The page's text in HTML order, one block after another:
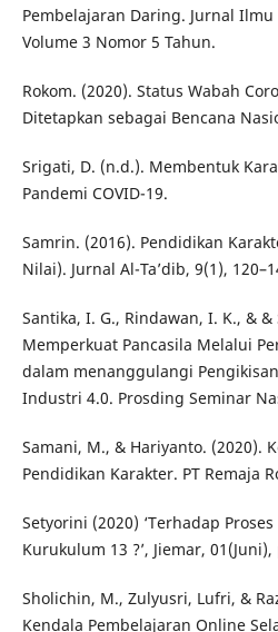
Pembelajaran Daring. Jurnal Ilmu
Volume 3 Nomor 5 Tahun.
Rokom. (2020). Status Wabah
Ditetapkan sebagai Bencana
Srigati, D. (n.d.). Membentuk
Pandemi COVID-19.
Samrin. (2016). Pendidikan
Nilai). Jurnal Al-Ta’dib, 9(1),
Santika, I. G., Rindawan, I. K., & &
Memperkuat Pancasila Melalui
dalam menanggulangi
Industri 4.0. Prosding Seminar
Samani, M., & Hariyanto. (2020).
Pendidikan Karakter. PT Remaja
Setyorini (2020) ‘Terhadap
Kurukulum 13 ?’, Jiemar, 01(Juni),
Sholichin, M., Zulyusri, Lufri, &
Kendala Pembelajaran Online